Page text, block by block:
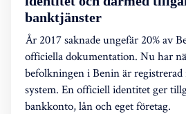
banktjänster
År 2017 saknade ungefär 20% av
officiella dokumentation. Nu har
befolkningen i Benin är
system. En officiell identitet ger
bankkonto, lån och eget företag.